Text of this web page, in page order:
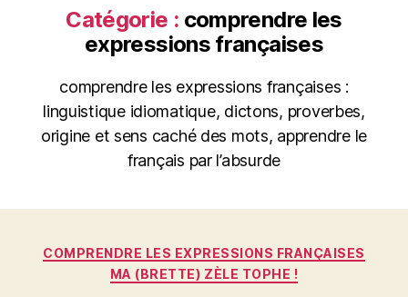
paradoxe
en
fleur
Catégorie : comprendre les
expressions françaises
comprendre les expressions françaises :
linguistique idiomatique, dictons, proverbes,
origine et sens caché des mots, apprendre le
français par l’absurde
Catégories
COMPRENDRE LES EXPRESSIONS FRANÇAISES
MA (BRETTE) ZÈLE TOPHE !